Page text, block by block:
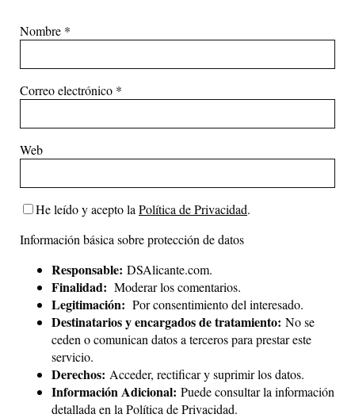
Nombre *
Correo electrónico *
Web
He leído y acepto la Política de Privacidad.
Información básica sobre protección de datos
Responsable: DSAlicante.com.
Finalidad: Moderar los comentarios.
Legitimación: Por consentimiento del interesado.
Destinatarios y encargados de tratamiento: No se
ceden o comunican datos a terceros para prestar este
servicio.
Derechos: Acceder, rectificar y suprimir los datos.
Información Adicional: Puede consultar la información
detallada en la Política de Privacidad.